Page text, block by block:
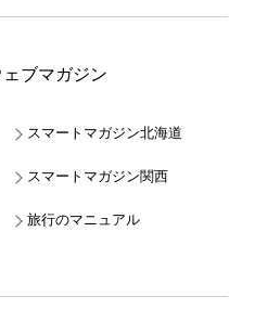
ブマガジン
スマートマガジン北海道
スマートマガジン関西
旅行のマニュアル